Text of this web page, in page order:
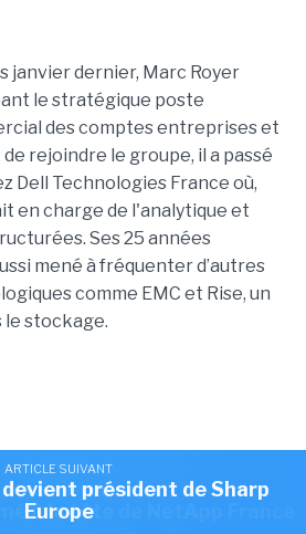
ARTICLE SUIVANT
prend la direction de Visma
France
ARTICLE SUIVANT
à la tête de NetApp France
janvier dernier, Marc Royer
le stratégique poste
des comptes entreprises et
rejoindre le groupe, il a passé
Dell Technologies France où,
en charge de l'analytique et
Ses 25 années
mené à fréquenter d’autres
comme EMC et Rise, un
le stockage.
vous a plu? Partagez le !
ARTICLE SUIVANT
devient président de Sharp
Europe